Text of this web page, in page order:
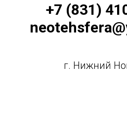
+7 (831)
г. Нижний